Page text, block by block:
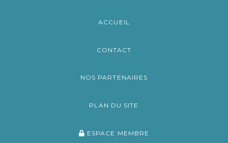
ACCUEIL
CONTACT
NOS PARTENAIRES
PLAN DU SITE
ESPACE MEMBRE